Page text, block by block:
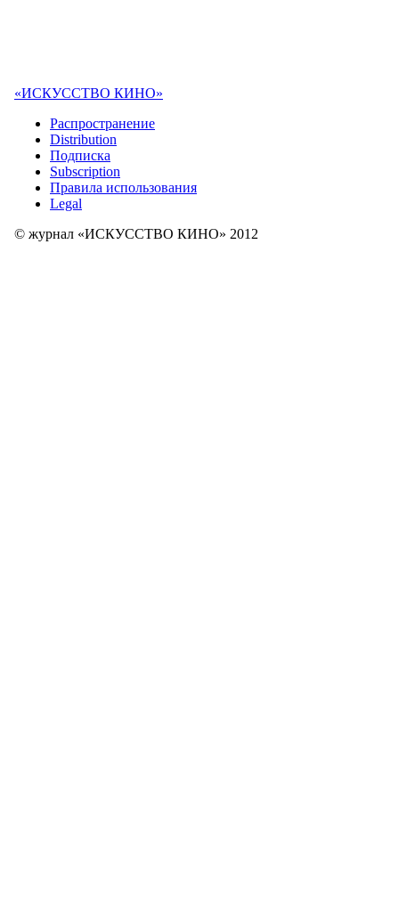
«ИСКУССТВО КИНО»
Распространение
Distribution
Подписка
Subscription
Правила использования
Legal
© журнал «ИСКУССТВО КИНО» 2012